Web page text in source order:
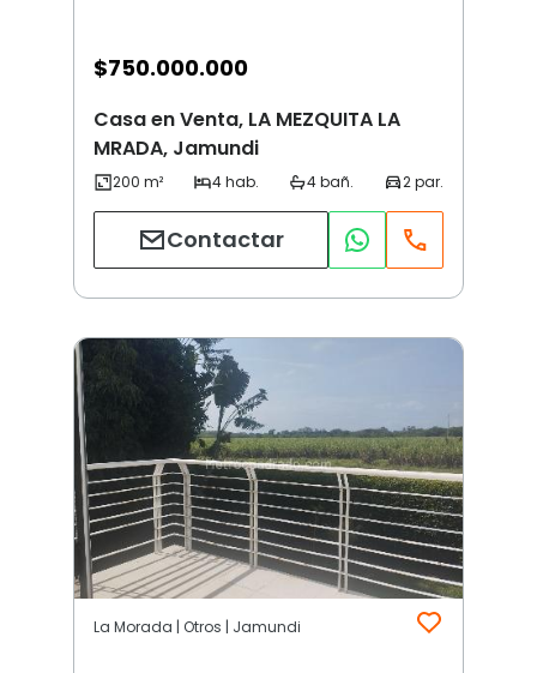
$750.000.000
Casa en Venta, LA MEZQUITA LA
MRADA, Jamundi
Contactar
La Morada | Otros | Jamundi